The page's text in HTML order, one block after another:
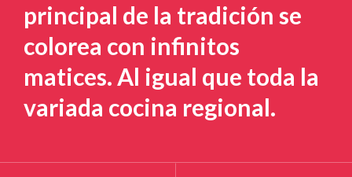
principal de la tradición se
colorea con infinitos
matices. Al igual que toda la
variada cocina regional.